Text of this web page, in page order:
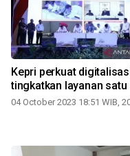
Kepri perkuat
tingkatkan layanan satu
04 October 2023 18:51 WIB,